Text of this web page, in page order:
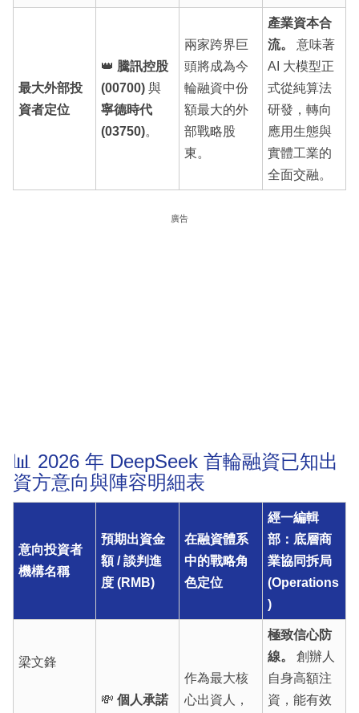
最大外部投
資者定位
👑 騰訊控股
(00700)與
寧德時代
(03750)。
兩家跨界巨
頭將成為今
輪融資中份
額最大的外
部戰略股
東。
產業資本合
流。
意味著
AI 大模型正
式從純算法
研發，轉向
應用生態與
實體工業的
全面交融。
廣告
📊 2026 年 DeepSeek 首輪融資已知出
資方意向與陣容明細表
意向投資者
機構名稱
預期出資金
額 / 談判進
度 (RMB)
在融資體系
中的戰略角
色定位
經一編輯
部：底層商
業協同拆局
(Operations
)
梁文鋒
💸 個人承諾
作為最大核
心出資人，
極致信心防
線。
創辦人
自身高額注
資，能有效